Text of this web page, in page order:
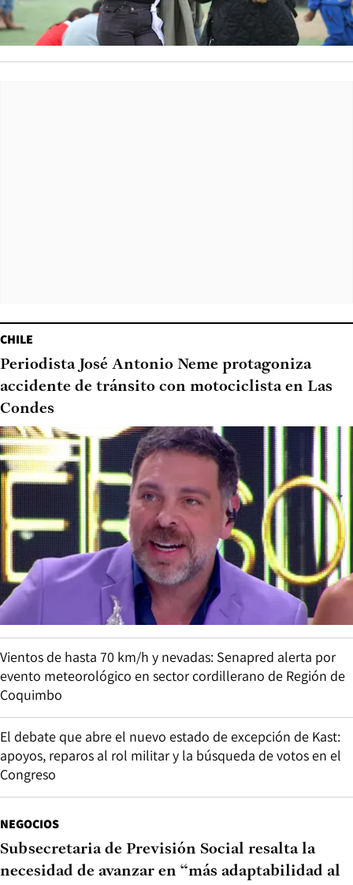
CHILE
Periodista José Antonio Neme protagoniza
accidente de tránsito con motociclista en Las
Condes
Vientos de hasta 70 km/h y nevadas: Senapred alerta por
evento meteorológico en sector cordillerano de Región de
Coquimbo
El debate que abre el nuevo estado de excepción de Kast:
apoyos, reparos al rol militar y la búsqueda de votos en el
Congreso
NEGOCIOS
Subsecretaria de Previsión Social resalta la
necesidad de avanzar en “más adaptabilidad al